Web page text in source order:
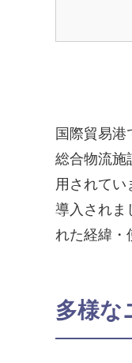
国際貿易
総合物流施
用されて
導入されま
れた経緯・
多様な